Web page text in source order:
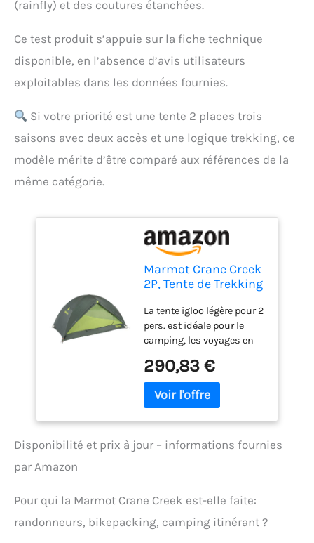
(rainfly) et des coutures étanchées.
Ce test produit s’appuie sur la fiche technique
disponible, en l’absence d’avis utilisateurs
exploitables dans les données fournies.
Si votre priorité est une tente 2 places trois
saisons avec deux accès et une logique trekking, ce
modèle mérite d’être comparé aux références de la
même catégorie.
Marmot Crane Creek
2P, Tente de Trekking
Tente imperméable
pour Sac à Dos pour
Le Camping ou la
randonnée, Macaw
Green/Crocodile, One
Taille Unique
La tente igloo légère pour 2
pers. est idéale pour le
camping, les voyages en
sur le plan du confort, de
l’efficacité et de la légèreté.
Accès facile par les 2
pratique avec 2 auvents
à abat-jour ; armature
solide en aluminium 700
peu encombrante. Tente de
290,83 €
Disponibilité et prix à jour – informations fournies
par Amazon
Pour qui la Marmot Crane Creek est-elle faite:
randonneurs, bikepacking, camping itinérant ?